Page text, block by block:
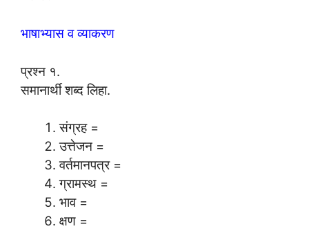
भाषाभ्यास व व्याकरण
प्रश्न १.
समानार्थी शब्द लिहा.
संग्रह =
उत्तेजन =
वर्तमानपत्र =
ग्रामस्थ =
भाव =
क्षण =